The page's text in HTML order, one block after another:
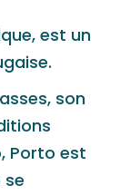
est un
son
Porto est
se